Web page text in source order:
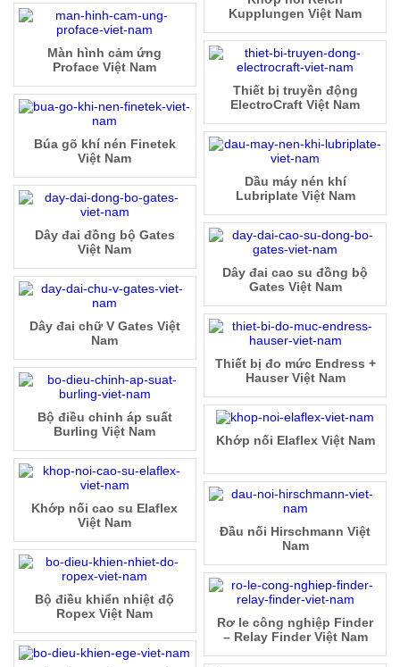
Kupplungen Việt Nam
Màn hình cảm ứng
Proface Việt Nam
Thiết bị truyền động
ElectroCraft Việt Nam
Búa gõ khí nén Finetek
Việt Nam
Dầu máy nén khí
Lubriplate Việt Nam
Dây đai đồng bộ Gates
Việt Nam
Dây đai cao su đồng bộ
Gates Việt Nam
Dây đai chữ V Gates Việt
Nam
Thiết bị đo mức Endress +
Hauser Việt Nam
Bộ điều chỉnh áp suất
Burling Việt Nam
Khớp nối Elaflex Việt Nam
Khớp nối cao su Elaflex
Việt Nam
Đầu nối Hirschmann Việt
Nam
Bộ điều khiển nhiệt độ
Ropex Việt Nam
Rơ le công nghiệp Finder
– Relay Finder Việt Nam